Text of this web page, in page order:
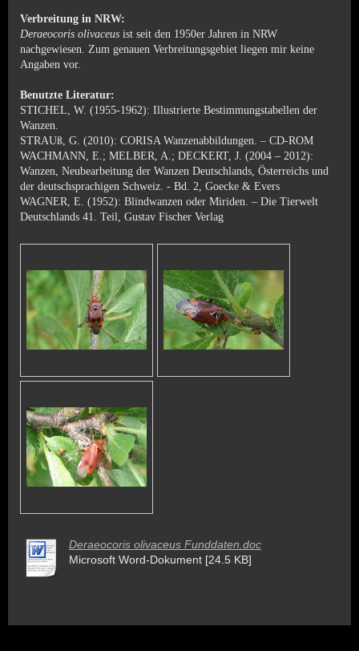
Verbreitung in NRW:
Deraeocoris olivaceus ist seit den 1950er Jahren in NRW
nachgewiesen. Zum genauen Verbreitungsgebiet liegen mir keine
Angaben vor.
Benutzte Literatur:
STICHEL, W. (1955-1962): Illustrierte Bestimmungstabellen der
Wanzen.
STRAUß, G. (2010): CORISA Wanzenabbildungen. – CD-ROM
WACHMANN, E.; MELBER, A.; DECKERT, J. (2004 – 2012):
Wanzen, Neubearbeitung der Wanzen Deutschlands, Österreichs und
der deutschsprachigen Schweiz. - Bd. 2, Goecke & Evers
WAGNER, E. (1952): Blindwanzen oder Miriden. – Die Tierwelt
Deutschlands 41. Teil, Gustav Fischer Verlag
Deraeocoris olivaceus Funddaten.doc
Microsoft Word-Dokument [24.5 KB]